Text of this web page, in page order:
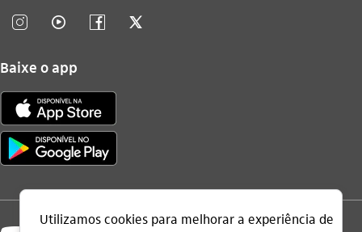
instagram_outline video_outline facebook_outline twitter_outline
Baixe o app